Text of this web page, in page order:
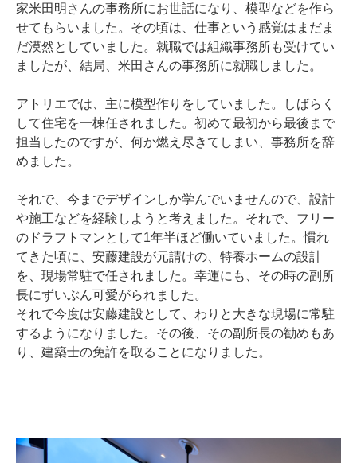
家米田明さんの事務所にお世話になり、模型などを作ら
せてもらいました。その頃は、仕事という感覚はまだま
だ漠然としていました。就職では組織事務所も受けてい
ましたが、結局、米田さんの事務所に就職しました。
アトリエでは、主に模型作りをしていました。しばらく
して住宅を一棟任されました。初めて最初から最後まで
担当したのですが、何か燃え尽きてしまい、事務所を辞
めました。
それで、今までデザインしか学んでいませんので、設計
や施工などを経験しようと考えました。それで、フリー
のドラフトマンとして1年半ほど働いていました。慣れ
てきた頃に、安藤建設が元請けの、特養ホームの設計
を、現場常駐で任されました。幸運にも、その時の副所
長にずいぶん可愛がられました。
それで今度は安藤建設として、わりと大きな現場に常駐
するようになりました。その後、その副所長の勧めもあ
り、建築士の免許を取ることになりました。